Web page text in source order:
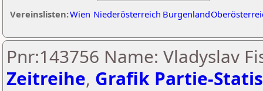
Vereinslisten:Wien Niederösterreich Burgenland
Pnr:143756 Name: Vladyslav
Zeitreihe, Grafik Partie-